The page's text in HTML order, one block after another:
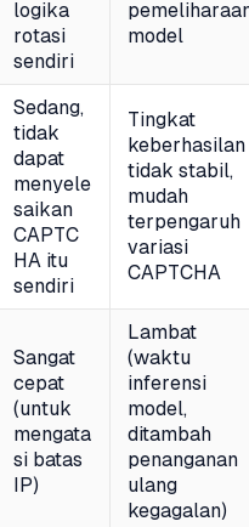
logika
rotasi
sendiri
model
Sedang,
tidak
dapat
menyele
saikan
CAPTC
HA itu
sendiri
Tingkat
keberhasilan
tidak stabil,
mudah
terpengaruh
variasi
CAPTCHA
Sangat
cepat
(untuk
mengata
si batas
IP)
Lambat
(waktu
inferensi
model,
ditambah
penanganan
ulang
kegagalan)